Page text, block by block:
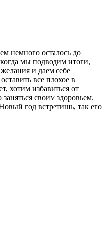
немного осталось до
мы подводим итоги,
и даем себе
все плохое в
хотим избавиться от
своим здоровьем.
год встретишь, так его